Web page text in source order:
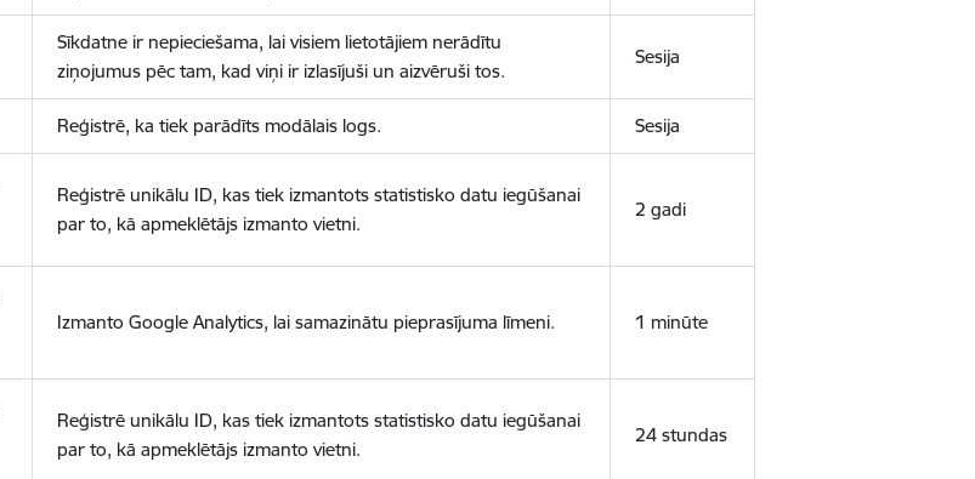
Sīkdatne ir nepieciešama, lai visiem lietotājiem nerādītu
ziņojumus pēc tam, kad viņi ir izlasījuši un aizvēruši tos.
Sesija
Reģistrē, ka tiek parādīts modālais logs. Sesija
Reģistrē unikālu ID, kas tiek izmantots statistisko datu iegūšanai
par to, kā apmeklētājs izmanto vietni.
2 gadi
Izmanto Google Analytics, lai samazinātu pieprasījuma līmeni. 1 minūte
Reģistrē unikālu ID, kas tiek izmantots statistisko datu iegūšanai
par to, kā apmeklētājs izmanto vietni.
24 stundas